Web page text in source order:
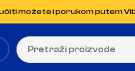
možete i porukom putem